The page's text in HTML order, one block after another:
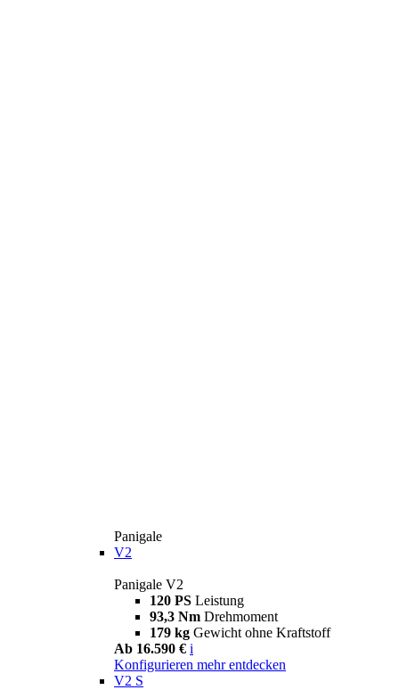
Panigale
V2
Panigale V2
120 PS Leistung
93,3 Nm Drehmoment
179 kg Gewicht ohne Kraftstoff
Ab 16.590 € i
Konfigurieren mehr entdecken
V2 S